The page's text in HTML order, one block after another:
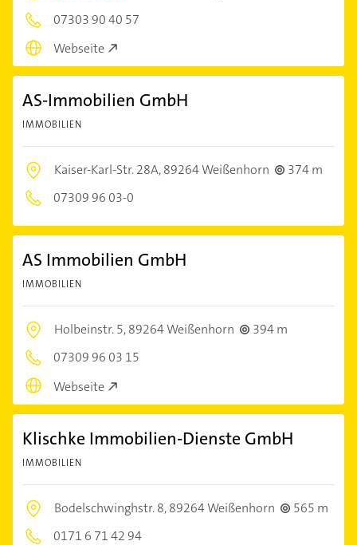
07303 90 40 57
Webseite
AS-Immobilien GmbH
IMMOBILIEN
Kaiser-Karl-Str. 28A,89264 Weißenhorn
374 m
07309 96 03-0
AS Immobilien GmbH
IMMOBILIEN
Holbeinstr. 5,89264 Weißenhorn
394 m
07309 96 03 15
Webseite
Klischke Immobilien-Dienste GmbH
IMMOBILIEN
Bodelschwinghstr. 8,89264 Weißenhorn
565 m
0171 6 71 42 94